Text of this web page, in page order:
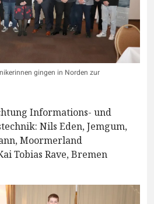
gingen in Norden zur
Informations- und
Nils Eden, Jemgum,
Moormerland
Tobias Rave, Bremen